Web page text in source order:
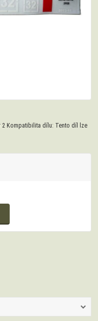
2 Kompatibilita dílu: Tento díl lze